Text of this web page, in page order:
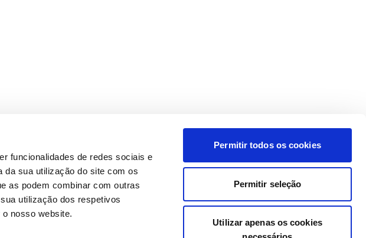
funcionalidades de redes sociais e
da sua utilização do site com os
as podem combinar com outras
utilização dos respetivos
nosso website.
Permitir todos os cookies
Permitir seleção
Utilizar apenas os cookies